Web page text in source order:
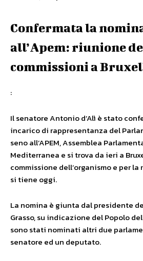
Confermata la
all’Apem: riunione
commissioni a
:
Il senatore Antonio d’Alì è stato
incarico di rappresentanza del
seno all’APEM, Assemblea
Mediterranea e si trova da ieri a
commissione dell’organismo e per
si tiene oggi.
La nomina è giunta dal presidente
Grasso, su indicazione del Popolo
sono stati nominati altri due
senatore ed un deputato.